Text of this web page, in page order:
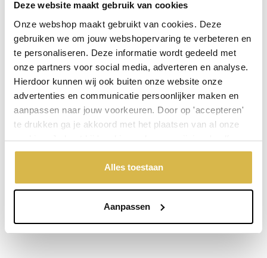
Deze website maakt gebruik van cookies
Onze webshop maakt gebruikt van cookies. Deze
gebruiken we om jouw webshopervaring te verbeteren en
te personaliseren. Deze informatie wordt gedeeld met
onze partners voor social media, adverteren en analyse.
Hierdoor kunnen wij ook buiten onze website onze
advertenties en communicatie persoonlijker maken en
aanpassen naar jouw voorkeuren. Door op 'accepteren'
te drukken ga je akkoord met het plaatsen van al onze
cookies. Je kunt bij 'cookievoorkeuren wijzigen' zelf
aangeven welke cookies jouw akkoord krijgen. En door te
'weigeren' worden alleen de functionele cookies
geplaatst. Bekijk onze cookieverklaring voor meer
Alles toestaan
Aanpassen
Niet goed, geld terug
Stel een vraag over dit product
Uw naam